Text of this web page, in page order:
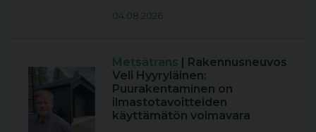
04.08.2026
Metsätrans | Rakennusneuvos
Veli Hyyryläinen:
Puurakentaminen on
ilmastotavoitteiden
käyttämätön voimavara